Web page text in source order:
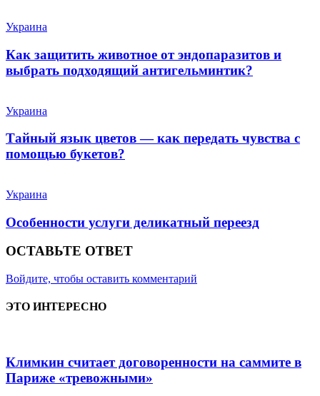
Украина
Как защитить животное от эндопаразитов и
выбрать подходящий антигельминтик?
Украина
Тайный язык цветов — как передать чувства с
помощью букетов?
Украина
Особенности услуги деликатный переезд
ОСТАВЬТЕ ОТВЕТ
Войдите, чтобы оставить комментарий
ЭТО ИНТЕРЕСНО
Климкин считает договоренности на саммите в
Париже «тревожными»